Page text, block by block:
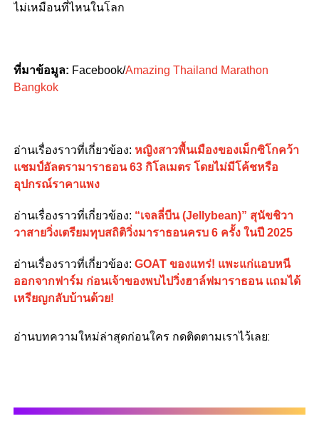
ไม่เหมือนที่ไหนในโลก
ที่มาข้อมูล: Facebook/Amazing Thailand Marathon
Bangkok
อ่านเรื่องราวที่เกี่ยวข้อง: หญิงสาวพื้นเมืองของเม็กซิโกคว้า
แชมป์อัลตรามาราธอน 63 กิโลเมตร โดยไม่มีโค้ชหรือ
อุปกรณ์ราคาแพง
อ่านเรื่องราวที่เกี่ยวข้อง: “เจลลี่บีน (Jellybean)” สุนัขชิวา
วาสายวิ่งเตรียมทุบสถิติวิ่งมาราธอนครบ 6 ครั้ง ในปี 2025
อ่านเรื่องราวที่เกี่ยวข้อง: GOAT ของแทร่! แพะแก่แอบหนี
ออกจากฟาร์ม ก่อนเจ้าของพบไปวิ่งฮาล์ฟมาราธอน แถมได้
เหรียญกลับบ้านด้วย!
อ่านบทความใหม่ล่าสุดก่อนใคร กดติดตามเราไว้เลย: